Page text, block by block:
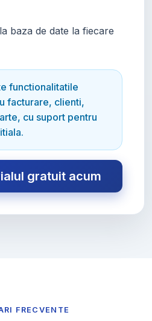
baza de date la fiecare
functionalitatile
facturare, clienti,
cu suport pentru
gratuit acum
FRECVENTE